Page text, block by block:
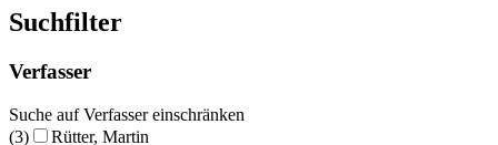
Suchfilter
Verfasser
Suche auf Verfasser einschränken
(3)
Rütter, Martin